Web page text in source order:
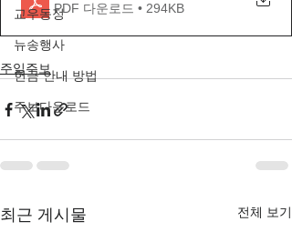
교우동정
뉴송행사
헌금 안내 방법
주보다운로드
PDF 다운로드 • 294KB
주일주보
최근 게시물 전체 보기